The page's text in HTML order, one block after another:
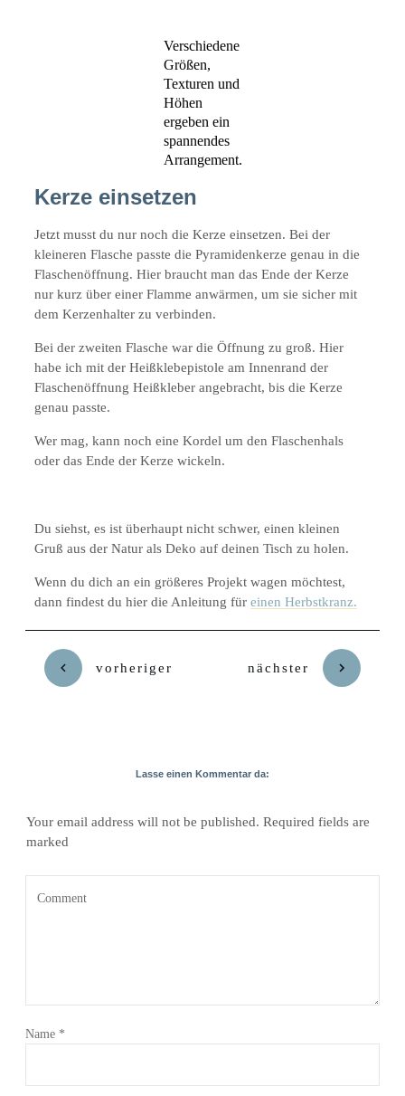
Verschiedene
Größen,
Texturen und
Höhen
ergeben ein
spannendes
Arrangement.
Kerze einsetzen
Jetzt musst du nur noch die Kerze einsetzen. Bei der
kleineren Flasche passte die Pyramidenkerze genau in die
Flaschenöffnung. Hier braucht man das Ende der Kerze
nur kurz über einer Flamme anwärmen, um sie sicher mit
dem Kerzenhalter zu verbinden.
Bei der zweiten Flasche war die Öffnung zu groß. Hier
habe ich mit der Heißklebepistole am Innenrand der
Flaschenöffnung Heißkleber angebracht, bis die Kerze
genau passte.
Wer mag, kann noch eine Kordel um den Flaschenhals
oder das Ende der Kerze wickeln.
Du siehst, es ist überhaupt nicht schwer, einen kleinen
Gruß aus der Natur als Deko auf deinen Tisch zu holen.
Wenn du dich an ein größeres Projekt wagen möchtest,
dann findest du hier die Anleitung für einen Herbstkranz.
vorheriger nächster
Lasse einen Kommentar da:
Your email address will not be published. Required fields are
marked
Name *